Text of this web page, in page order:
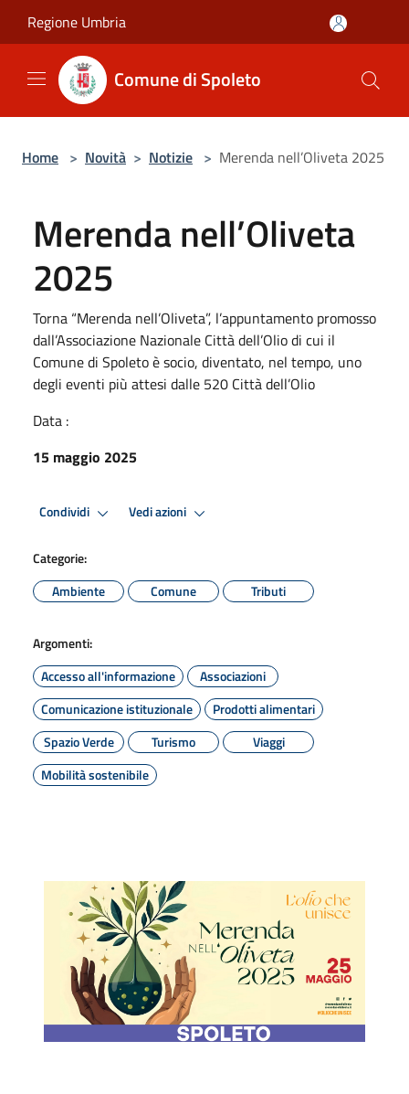
Regione Umbria
Comune di Spoleto
Home > Novità > Notizie > Merenda nell’Oliveta 2025
Merenda nell’Oliveta
2025
Torna “Merenda nell’Oliveta”, l’appuntamento promosso
dall’Associazione Nazionale Città dell’Olio di cui il
Comune di Spoleto è socio, diventato, nel tempo, uno
degli eventi più attesi dalle 520 Città dell’Olio
Data :
15 maggio 2025
Condividi Vedi azioni
Categorie:
Ambiente
Comune Tributi
Argomenti:
Accesso all'informazione
Associazioni
Comunicazione istituzionale
Prodotti alimentari
Spazio Verde
Turismo
Viaggi
Mobilità sostenibile